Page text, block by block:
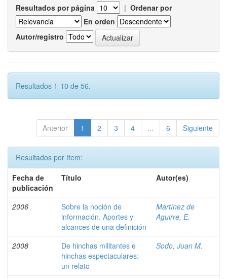
Resultados por página | Ordenar por
En orden
Autor/registro
Resultados 1-10 de 56.
Anterior 1 2 3 4 ... 6 Siguiente
Resultados por ítem:
Fecha de
publicación
Título Autor(es)
2006
Sobre la noción de
información. Aportes y
alcances de una definición
Martínez de
Aguirre, E.
2008
De hinchas militantes e
hinchas espectaculares:
un relato
Sodo, Juan M.